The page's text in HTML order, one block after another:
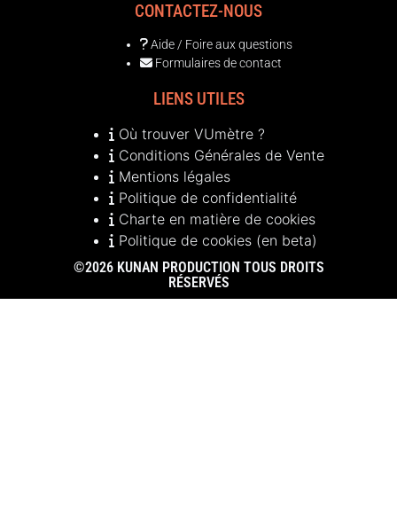
CONTACTEZ-NOUS
Aide / Foire aux questions
Formulaires de contact
LIENS UTILES
Où trouver VUmètre ?
Conditions Générales de Vente
Mentions légales
Politique de confidentialité
Charte en matière de cookies
Politique de cookies (en beta)
©2026 KUNAN PRODUCTION TOUS DROITS
RÉSERVÉS